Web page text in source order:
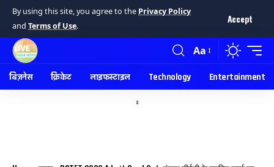
By using this site, you agree to the Privacy Policy
and Terms of Use.
Accept
Aa
बिज़नेस क्रिकेट लाइफस्टाइल Technology Entertainment
a